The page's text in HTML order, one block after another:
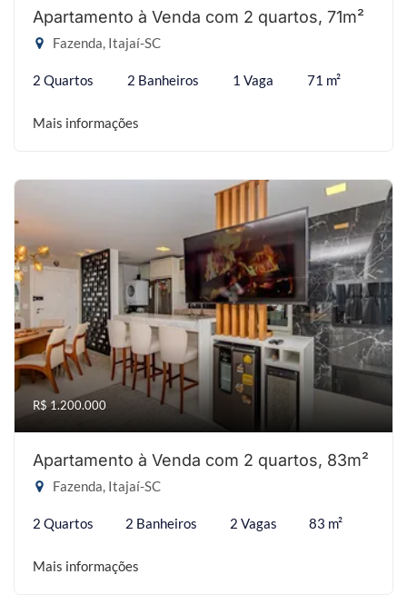
Apartamento à Venda com 2 quartos, 71m²
Fazenda, Itajaí-SC
2 Quartos 2 Banheiros 1 Vaga 71 m²
Mais informações
R$ 1.200.000
Apartamento à Venda com 2 quartos, 83m²
Fazenda, Itajaí-SC
2 Quartos 2 Banheiros 2 Vagas 83 m²
Mais informações